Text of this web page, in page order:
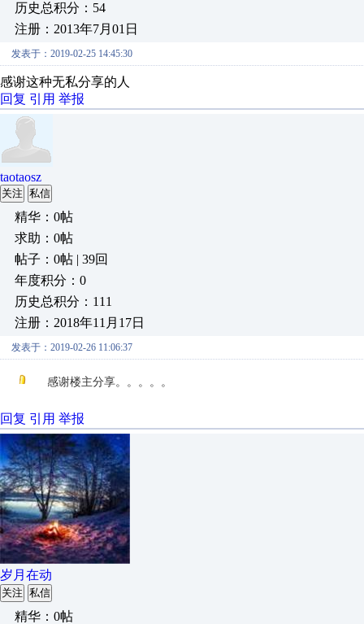
历史总积分：54
注册：2013年7月01日
发表于：2019-02-25 14:45:30
感谢这种无私分享的人
回复 引用 举报
taotaosz
关注 私信
精华：0帖
求助：0帖
帖子：0帖 | 39回
年度积分：0
历史总积分：111
注册：2018年11月17日
发表于：2019-02-26 11:06:37
感谢楼主分享。。。。。
回复 引用 举报
岁月在动
关注 私信
精华：0帖